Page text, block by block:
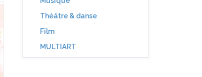
Théâtre & danse
Film
MULTIART